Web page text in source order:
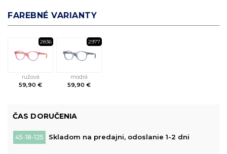
FAREBNÉ VARIANTY
2836
ružová
59,90 €
2977
modrá
59,90 €
ČAS DORUČENIA
45-18-125 Skladom na predajni, odoslanie 1-2 dni